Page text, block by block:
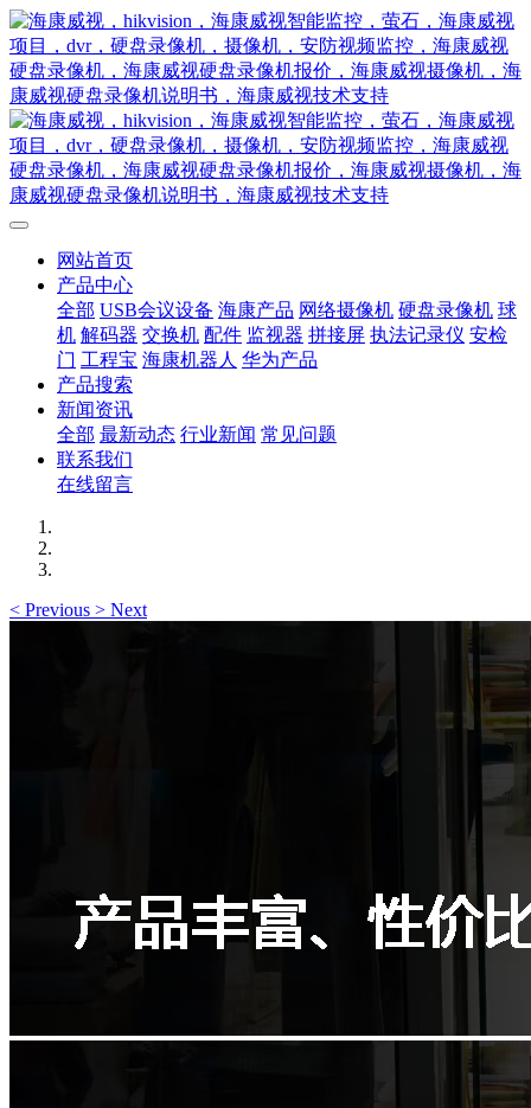
网站首页
产品中心
全部 USB会议设备 海康产品 网络摄像机 硬盘录像机 球
机 解码器 交换机 配件 监视器 拼接屏 执法记录仪 安检
门 工程宝 海康机器人 华为产品
产品搜索
新闻资讯
全部 最新动态 行业新闻 常见问题
联系我们
在线留言
< Previous > Next